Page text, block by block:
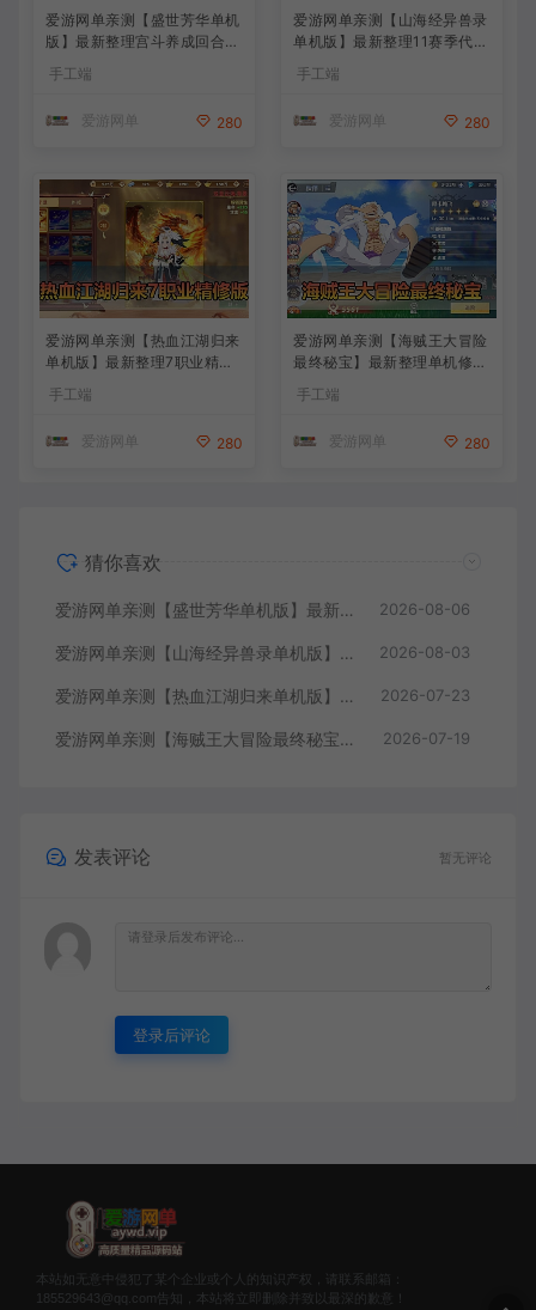
爱游网单亲测【盛世芳华单机
版】最新整理宫斗养成回合抽
一键端视频教学+linux手工外
手工端
爱游网单 280
爱游网单亲测【山海经异兽录
单机版】最新整理11赛季代金
模拟器手游 解压一键端 视频
手工端
爱游网单 280
爱游网单亲测【热血江湖归来
单机版】最新整理7职业精修
多项修复 带网页GM物品后台
代金券内购 虚拟机一键端视
手工端
爱游网单 280
爱游网单亲测【海贼王大冒险
最终秘宝】最新整理单机修复
版 带网页GM充值物品后台
回合制抽卡模拟器手游 虚拟
本教学
手工端
爱游网单 280
猜你喜欢
爱游网单亲测【盛世芳华单机版】最新整理宫斗养成回合抽卡多区跨服代金券内购虚拟机一键端视频教学+linux手工外网端文本教学 2026-08-06
爱游网单亲测【山海经异兽录单机版】最新整理11赛季代金券内购版 带GM物品充值后台 模拟器手游 解压一键端 视频安装教学+手工端文本教学 2026-08-03
爱游网单亲测【热血江湖归来单机版】最新整理7职业精修多项修复 带网页GM物品后台 代金券内购 虚拟机一键端视频安装教学+手工端文本教学 2026-07-23
爱游网单亲测【海贼王大冒险最终秘宝】最新整理单机修复版 带网页GM充值物品后台 回合制抽卡模拟器手游 虚拟机一键端视频教学+手工端文本教学 2026-07-19
发表评论 暂无评论
登录后评论
本站如无意中侵犯了某个企业或个人的知识产权，请联系邮箱：
185529643@qq.com告知，本站将立即删除并致以最深的歉意！